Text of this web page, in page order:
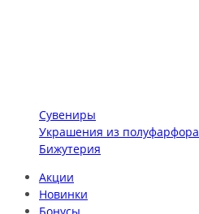
Сувениры
Украшения из полуфарфора
Бижутерия
Акции
Новинки